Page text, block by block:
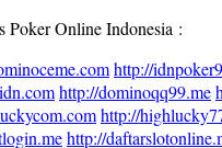
Poker Online Indonesia :
http://
http://dominoqq99.me
http://
http://